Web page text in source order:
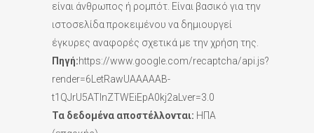
είναι άνθρωπος ή ρομπότ. Είναι βασικό για την
ιστοσελίδα προκειμένου να δημιουργεί
έγκυρες αναφορές σχετικά με την χρήση της.
Πηγή:https://www.google.com/recaptcha/api.js?
render=6LetRawUAAAAAB-
t1QJrU5ATInZTWEiEpA0kj2aLver=3.0
Τα δεδομένα αποστέλλονται: ΗΠΑ